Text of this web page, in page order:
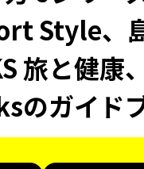
Style、
旅と健康
のガイド